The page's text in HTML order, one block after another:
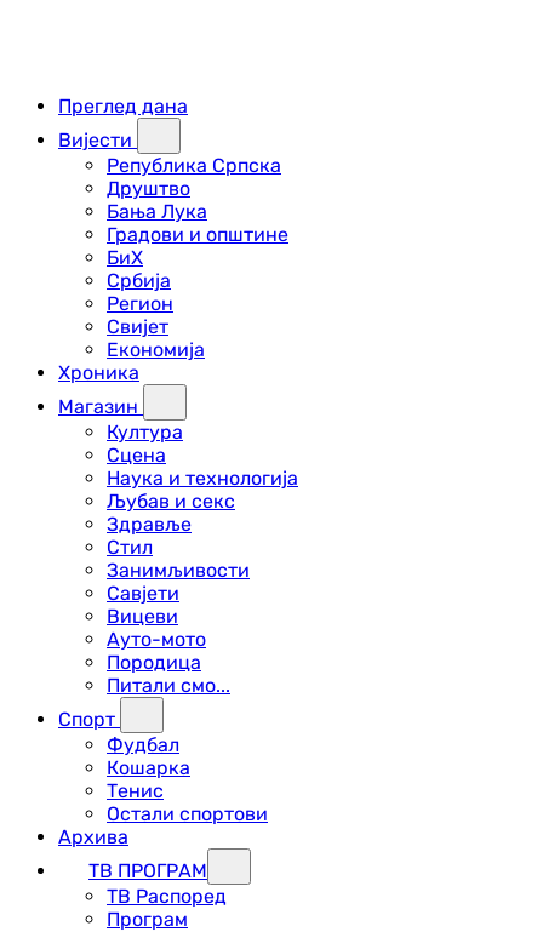
Преглед дана
Вијести
Република Српска
Друштво
Бања Лука
Градови и општине
БиХ
Србија
Регион
Свијет
Економија
Хроника
Магазин
Култура
Сцена
Наука и технологија
Љубав и секс
Здравље
Стил
Занимљивости
Савјети
Вицеви
Ауто-мото
Породица
Питали смо...
Спорт
Фудбал
Кошарка
Тенис
Остали спортови
Архива
ТВ ПРОГРАМ
ТВ Распоред
Програм